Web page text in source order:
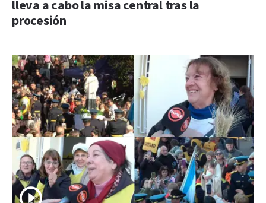
lleva a cabo la misa central tras la
procesión